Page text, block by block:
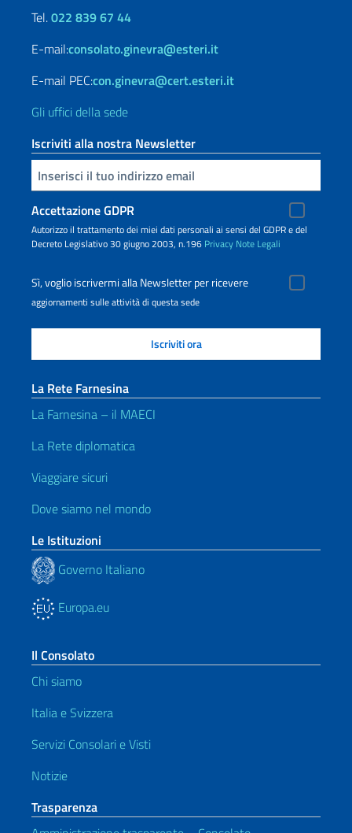
Tel.022 839 67 44
E-mail:consolato.ginevra@esteri.it
E-mail PEC:con.ginevra@cert.esteri.it
Gli uffici della sede
Iscriviti alla nostra Newsletter
Inserisci la tua email
Accettazione GDPR
Autorizzo il trattamento dei miei dati personali ai sensi del GDPR e del
Decreto Legislativo 30 giugno 2003, n.196 Privacy Note Legali
Sì, voglio iscrivermi alla Newsletter per ricevere
aggiornamenti sulle attività di questa sede
La Rete Farnesina
La Farnesina – il MAECI
La Rete diplomatica
Viaggiare sicuri
Dove siamo nel mondo
Le Istituzioni
Governo Italiano
Europa.eu
Il Consolato
Chi siamo
Italia e Svizzera
Servizi Consolari e Visti
Notizie
Trasparenza